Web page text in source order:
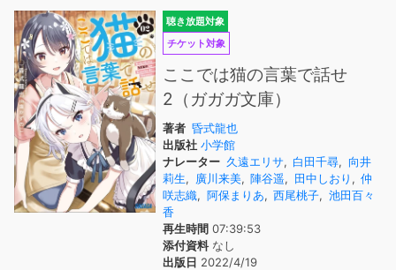
聴き放題対象
チケット対象
ここでは猫の言葉で話せ
2（ガガガ文庫）
著者 昏式龍也
出版社 小学館
ナレーター 久遠エリサ, 白田千尋, 向井
莉生, 廣川来美, 陣谷遥, 田中しおり , 仲
咲志織, 阿保まりあ, 西尾桃子, 池田百々
香
再生時間 07:39:53
添付資料なし
出版日 2022/4/19